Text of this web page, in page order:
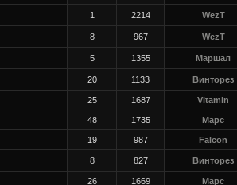
1 2214 WezT
8 967 WezT
5 1355 Маршал
20 1133 Винторез
25 1687 Vitamin
48 1735 Марс
19 987 Falcon
8 827 Винторез
26 1669 Марс